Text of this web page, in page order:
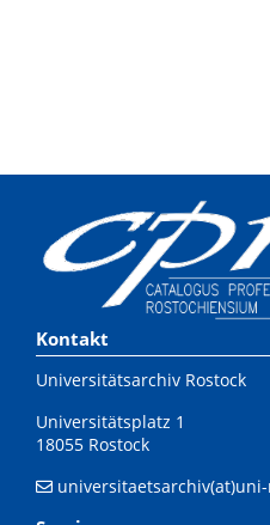
Kontakt
Universitätsarchiv Rostock
Universitätsplatz 1
18055 Rostock